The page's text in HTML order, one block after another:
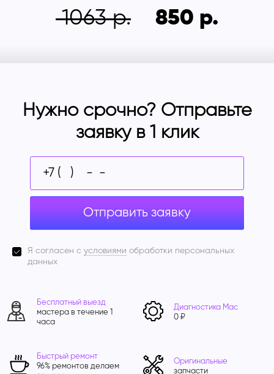
1063
850
Нужно срочно? Отправьте
заявку в 1 клик
Отправить заявку
Я согласен с условиями обработки персональных
данных
Бесплатный выезд
мастера в течение 1
часа
Диагностика Mac
0 ₽
Быстрый ремонт
96% ремонтов делаем
Оригинальные
запчасти